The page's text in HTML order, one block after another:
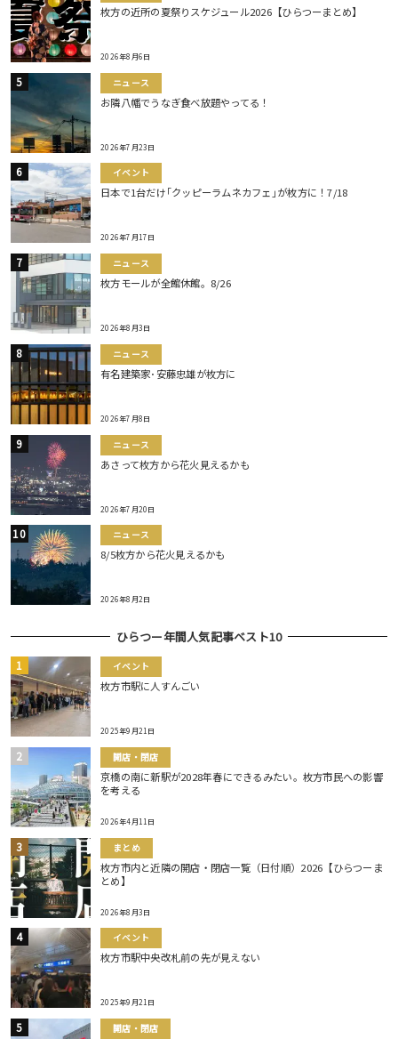
枚方の近所の夏祭りスケジュール2026【ひらつーまとめ】
2026年8月6日
ニュース
お隣八幡でうなぎ食べ放題やってる！
2026年7月23日
イベント
日本で1台だけ｢クッピーラムネカフェ｣が枚方に！7/18
2026年7月17日
ニュース
枚方モールが全館休館。8/26
2026年8月3日
ニュース
有名建築家･安藤忠雄が枚方に
2026年7月8日
ニュース
あさって枚方から花火見えるかも
2026年7月20日
ニュース
8/5枚方から花火見えるかも
2026年8月2日
ひらつー年間人気記事ベスト10
イベント
枚方市駅に人すんごい
2025年9月21日
開店・閉店
京橋の南に新駅が2028年春にできるみたい。枚方市民への影響
を考える
2026年4月11日
まとめ
枚方市内と近隣の開店・閉店一覧（日付順）2026【ひらつーま
とめ】
2026年8月3日
イベント
枚方市駅中央改札前の先が見えない
2025年9月21日
開店・閉店